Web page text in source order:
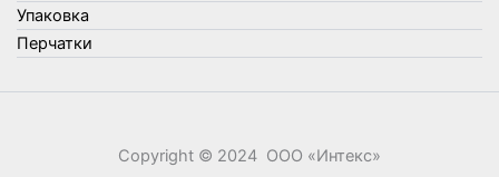
Элементы питания
Упаковка
Перчатки
Copyright © 2024 ООО «‎Интекс»‎